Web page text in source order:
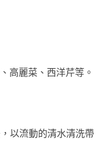
高麗菜、西洋芹等。
以流動的清水清洗帶